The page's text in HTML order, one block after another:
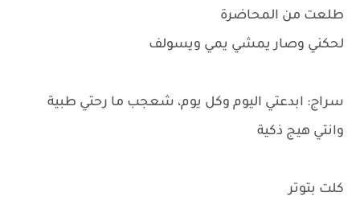
طلعت من المحاضرة
لحكني وصار يمشي يمي ويسولف
سراج: ابدعتي اليوم وكل يوم، شعجب ما رحتي طبية
وانتي هيج ذكية
كلت بتوتر